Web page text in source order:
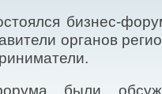
бизнес-
органов
были